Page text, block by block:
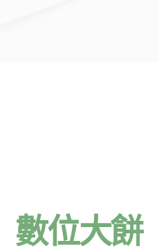
數位大餅